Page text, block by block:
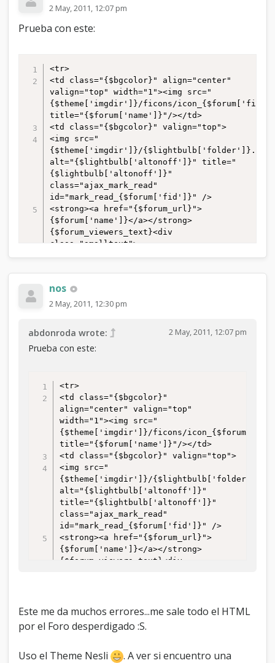
2 May, 2011, 12:07 pm
Prueba con este:
<tr>
<td class="{$bgcolor}" align="center"
valign="top" width="1"><img src="
{$theme['imgdir']}/ficons/
title="{$forum['name']}"/></td>
<td class="{$bgcolor}" valign="top">
<img src="
{$theme['imgdir']}/{$lightbulb['folder']}.png"
alt="{$lightbulb['altonoff']}" title="
{$lightbulb['altonoff']}"
class="ajax_mark_read"
id="mark_read_{$forum['fid']}" />
<strong><a href="{$forum_url}">
{$forum['name']}</a></strong>
{$forum_viewers_text}<div
class="smalltext">
{$forum['description']}{$modlist}
<td class="{$bgcolor}" valign="top"
align="center" style="white-space:
<td class="{$bgcolor}" valign="top"
align="center" style="white-space:
<td class="{$bgcolor}" valign="top"
align="right" style="white-space:
nowrap">{$lastpost}</td>
</tr>
nos
2 May, 2011, 12:30 pm
2 May, 2011, 12:07 pm
abdonroda wrote:
Prueba con este:
<tr>
<td class="{$bgcolor}"
align="center" valign="top"
width="1"><img src="
{$theme['imgdir']}/ficons/
title="{$forum['name']}"/></td>
<td class="{$bgcolor}" valign="top">
<img src="
{$theme['imgdir']}/
alt="{$lightbulb['altonoff']}"
title="{$lightbulb['altonoff']}"
class="ajax_mark_read"
id="mark_read_{$forum['fid']}" />
<strong><a href="{$forum_url}">
{$forum['name']}</a></strong>
{$forum_viewers_text}<div
</td>
align="center" style="white-space:
{$unapproved['unapproved_threads']}
Este me da muchos errores...me sale todo el HTML
por el Foro desperdigado :S.
Uso el Theme Nesli
. A ver si encuentro una